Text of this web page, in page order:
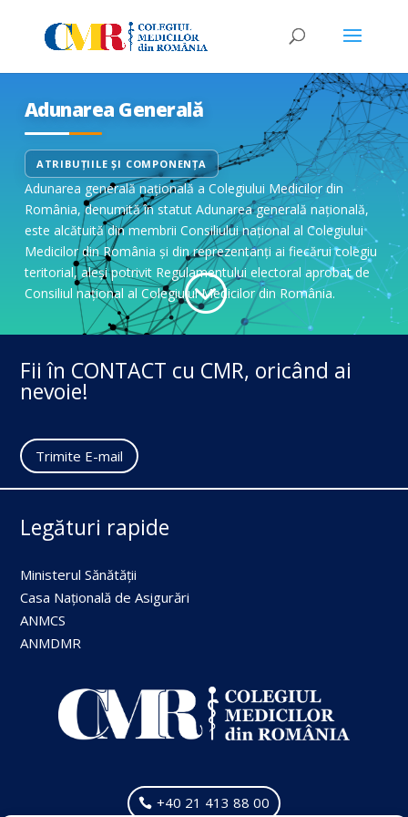
Adunarea Generală
ATRIBUȚIILE ȘI COMPONENȚA
Adunarea generală națională a Colegiului Medicilor din
România, denumită în statut Adunarea generală națională,
este alcătuită din membrii Consiliului național al Colegiului
Medicilor din România și din reprezentanți ai fiecărui colegiu
teritorial, aleși potrivit Regulamentului electoral aprobat de
Consiliul național al Colegiului Medicilor din România.
;
Fii în CONTACT cu CMR, oricând ai
nevoie!
Trimite E-mail
Legături rapide
Ministerul Sănătății
Casa Națională de Asigurări
ANMCS
ANMDMR
+40 21 413 88 00